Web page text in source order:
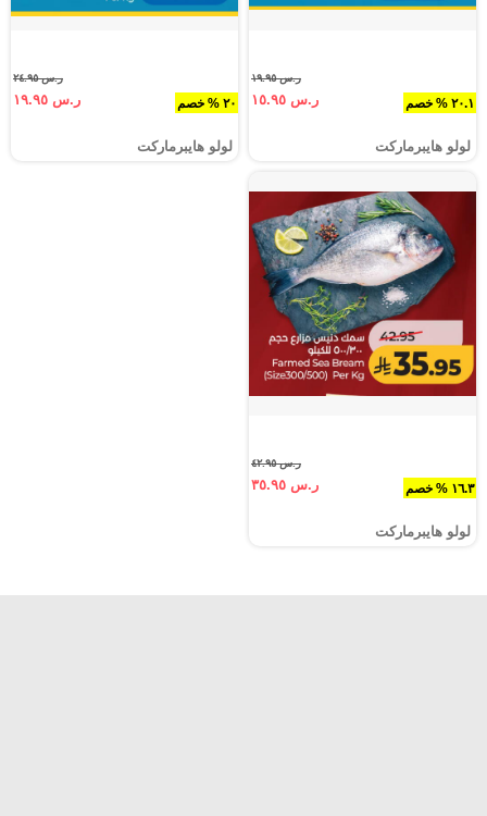
٢٠.١ % خصم
ر.س ١٩.٩٥
ر.س ١٥.٩٥
لولو هايبرماركت
٢٠ % خصم
ر.س ٢٤.٩٥
ر.س ١٩.٩٥
لولو هايبرماركت
١٦.٣ % خصم
ر.س ٤٢.٩٥
ر.س ٣٥.٩٥
لولو هايبرماركت